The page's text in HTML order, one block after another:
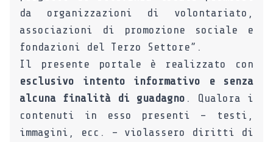
da organizzazioni di volontariato,
associazioni di promozione sociale e
fondazioni del Terzo Settore”.
Il presente portale è realizzato con
esclusivo intento informativo e senza
alcuna finalità di guadagno . Qualora i
contenuti in esso presenti – testi,
immagini, ecc. – violassero diritti di